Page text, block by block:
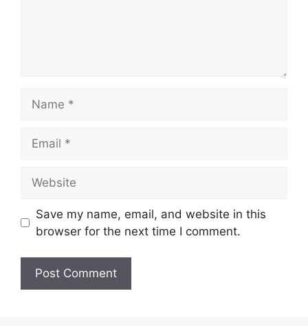
Save my name, email, and website in this
browser for the next time I comment.